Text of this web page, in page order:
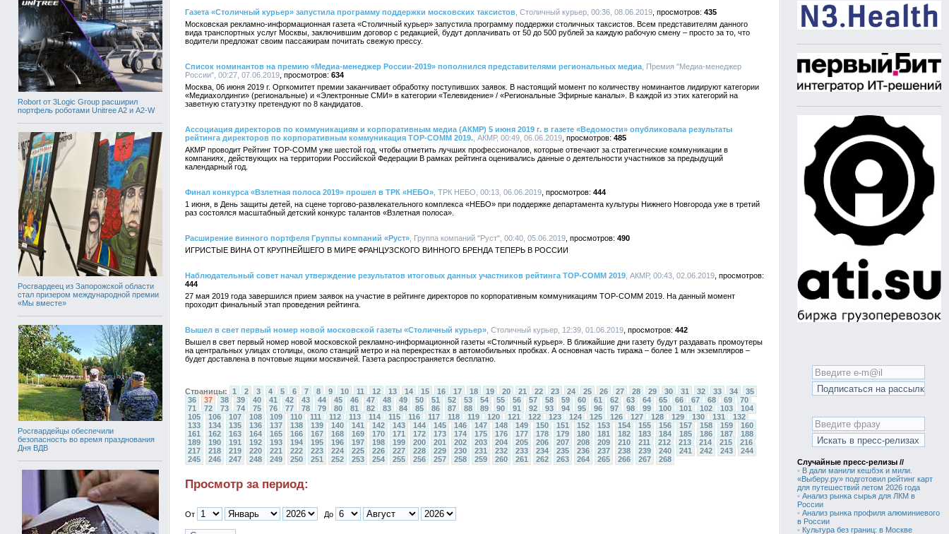
Robort от 3Logic Group расширил
портфель роботами Unitree A2 и A2-W
Росгвардеец из Запорожской области
стал призером международной премии
«Мы вместе»
Росгвардейцы обеспечили
безопасность во время празднования
Дня ВДВ
Газета «Столичный курьер» запустила программу поддержки московских таксистов , Столичный курьер, 00:36, 08.06.2019
435
Московская рекламно-информационная газета «Столичный курьер» запустила программу поддержки столичных таксистов. Всем представителям данного
вида транспортных услуг Москвы, заключившим договор с редакцией, будут доплачивать от 50 до 500 рублей за каждую рабочую смену – просто за то, что
водители предложат своим пассажирам почитать свежую прессу.
Список номинантов на премию «Медиа-менеджер России-2019» пополнился представителями региональных медиа , Премия "Медиа-менеджер
России", 00:27, 07.06.2019
634
Москва, 06 июня 2019 г. Оргкомитет премии заканчивает обработку поступивших заявок. В настоящий момент по количеству номинантов лидируют категории
«Медиахолдинги» (региональные) и «Электронные СМИ» в категории «Телевидение» / «Региональные Эфирные каналы». В каждой из этих категорий на
заветную статуэтку претендуют по 8 кандидатов.
Ассоциация директоров по коммуникациям и корпоративным медиа (АКМР) 5 июня 2019 г. в газете «Ведомости» опубликовала результаты
рейтинга директоров по корпоративным коммуникация TOP-COMM 2019. , АКМР, 00:49, 06.06.2019
485
АКМР проводит Рейтинг TOP-COMM уже шестой год, чтобы отметить лучших профессионалов, которые отвечают за стратегические коммуникации в
компаниях, действующих на территории Российской Федерации В рамках рейтинга оценивались данные о деятельности участников за предыдущий
календарный год.
Финал конкурса «Взлетная полоса 2019» прошел в ТРК «НЕБО» , ТРК НЕБО, 00:13, 06.06.2019
444
1 июня, в День защиты детей, на сцене торгово-развлекательного комплекса «НЕБО» при поддержке департамента культуры Нижнего Новгорода уже в третий
раз состоялся масштабный детский конкурс талантов «Взлетная полоса».
Расширение винного портфеля Группы компаний «Руст» , Группа компаний "Руст", 00:40, 05.06.2019
490
ИГРИСТЫЕ ВИНА ОТ КРУПНЕЙШЕГО В МИРЕ ФРАНЦУЗСКОГО ВИННОГО БРЕНДА ТЕПЕРЬ В РОССИИ
Наблюдательный совет начал утверждение результатов итоговых данных участников рейтинга TOP-COMM 2019 , АКМР, 00:43, 02.06.2019
444
27 мая 2019 года завершился прием заявок на участие в рейтинге директоров по корпоративным коммуникациям TOP-COMM 2019. На данный момент
проходит финальный этап проведения рейтинга.
Вышел в свет первый номер новой московской газеты «Столичный курьер» , Столичный курьер, 12:39, 01.06.2019
442
Вышел в свет первый номер новой московской рекламно-информационной газеты «Столичный курьер». В ближайшие дни газету будут раздавать промоутеры
на центральных улицах столицы, около станций метро и на перекрестках в автомобильных пробках. А основная часть тиража – более 1 млн экземпляров –
будет доставлена в почтовые ящики москвичей. Газета распространяется бесплатно.
Страницы: 1 2 3 4 5 6 7 8 9 10 11 12 13 14 15 16 17 18 19 20 21 22 23 24 25 26 27 28 29 30 31 32 33 34
35
36
37 38 39 40 41 42 43 44 45 46 47 48 49 50 51 52 53 54 55 56 57 58 59 60 61 62 63 64 65 66 67 68 69
70
71
72 73 74 75 76 77 78 79 80 81 82 83 84 85 86 87 88 89 90 91 92 93 94 95 96 97 98 99 100 101 102 103
104
105
106 107 108 109 110 111 112 113 114 115 116 117 118 119 120 121 122 123 124 125 126 127 128 129 130 131
132
133
134 135 136 137 138 139 140 141 142 143 144 145 146 147 148 149 150 151 152 153 154 155 156 157 158 159
160
161
162 163 164 165 166 167 168 169 170 171 172 173 174 175 176 177 178 179 180 181 182 183 184 185 186 187
188
189
190 191 192 193 194 195 196 197 198 199 200 201 202 203 204 205 206 207 208 209 210 211 212 213 214 215
216
217
218 219 220 221 222 223 224 225 226 227 228 229 230 231 232 233 234 235 236 237 238 239 240 241 242 243
244
245
246 247 248 249 250 251 252 253 254 255 256 257 258 259 260 261 262 263 264 265 266 267 268
Просмотр за период:
От До
Случайные пресс-релизы //
• В дали манили кешбэк и мили.
«Выберу.ру» подготовил рейтинг карт
для путешествий летом 2026 года
• Анализ рынка сырья для ЛКМ в
России
• Анализ рынка профиля алюминиевого
в России
• Культура без границ: в Москве